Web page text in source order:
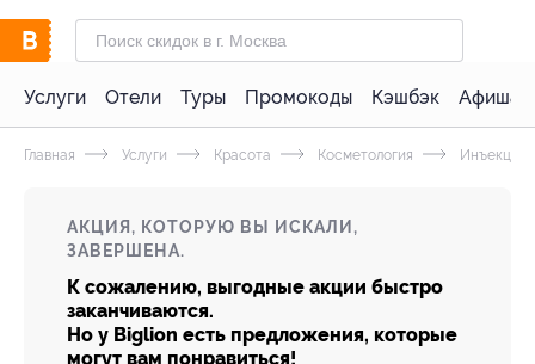
Услуги Отели Туры Промокоды Кэшбэк Афиша
Главная Услуги Красота Косметология
АКЦИЯ, КОТОРУЮ ВЫ ИСКАЛИ,
ЗАВЕРШЕНА.
К сожалению, выгодные акции быстро
заканчиваются.
Но у Biglion есть предложения, которые
могут вам понравиться!